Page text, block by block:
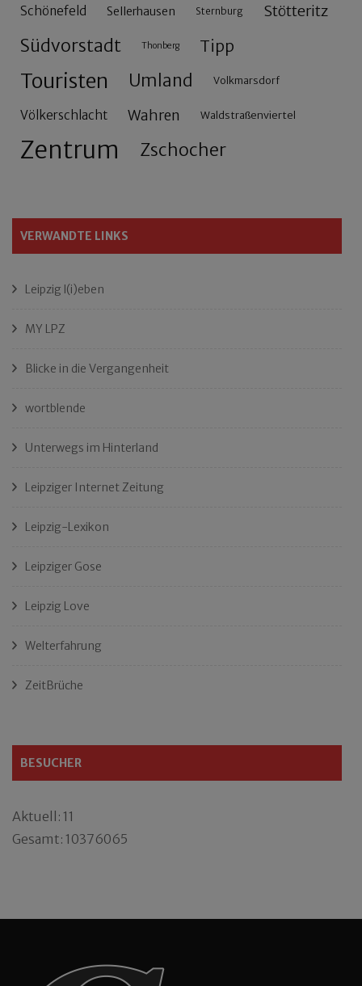
Schönefeld Sellerhausen Sternburg Stötteritz
Südvorstadt Thonberg Tipp
Touristen Umland Volkmarsdorf
Völkerschlacht Wahren Waldstraßenviertel
Zentrum Zschocher
VERWANDTE LINKS
Leipzig l(i)eben
MY LPZ
Blicke in die Vergangenheit
wortblende
Unterwegs im Hinterland
Leipziger Internet Zeitung
Leipzig-Lexikon
Leipziger Gose
Leipzig Love
Welterfahrung
ZeitBrüche
BESUCHER
Aktuell: 11
Gesamt: 10376065